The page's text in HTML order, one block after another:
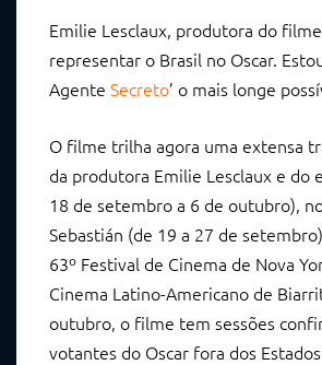
Emilie Lesclaux, produtora do
representar o Brasil no Oscar.
Agente Secreto’ o mais longe
O filme trilha agora uma extensa
da produtora Emilie Lesclaux e do
18 de setembro a 6 de outubro),
Sebastián (de 19 a 27 de
63º Festival de Cinema de Nova
Cinema Latino-Americano de
outubro, o filme tem sessões
votantes do Oscar fora dos